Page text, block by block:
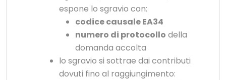
espone lo sgravio con:
codice causale EA34
numero di protocollo della
domanda accolta
lo sgravio si sottrae dai contributi
dovuti fino al raggiungimento: